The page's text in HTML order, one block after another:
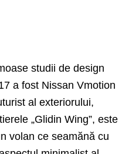
studii de design
a fost Nissan Vmotion
al exteriorului,
„Glidin Wing”, este
volan ce seamănă cu